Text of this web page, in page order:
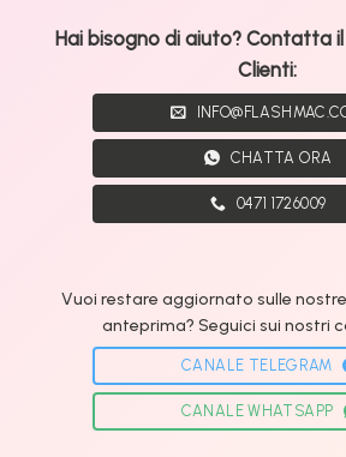
Hai bisogno di aiuto? Contatta
Clienti:
CHATTA ORA
0471 1726009
Vuoi restare aggiornato sulle
anteprima? Seguici sui nostri
CANALE TELEGRAM
CANALE WHATSAPP